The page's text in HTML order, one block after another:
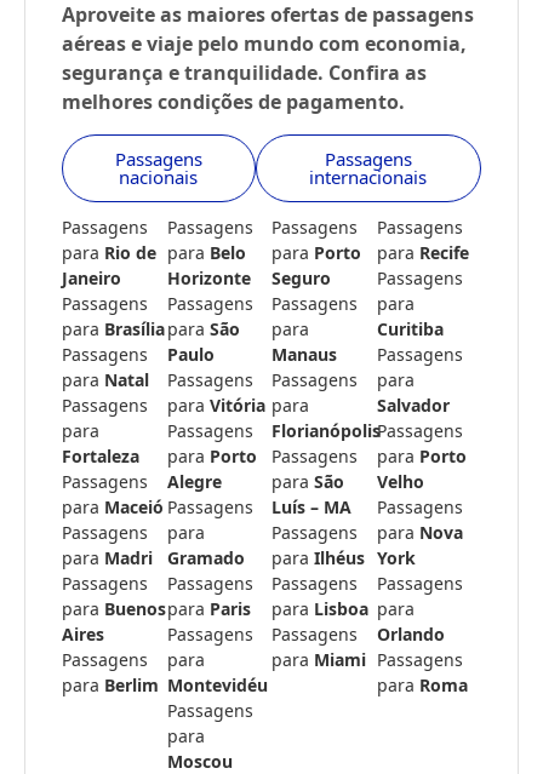
Aproveite as maiores ofertas de passagens
aéreas e viaje pelo mundo com economia,
segurança e tranquilidade. Confira as
melhores condições de pagamento.
Passagens
nacionais
Passagens
internacionais
Passagens
para Rio de
Janeiro
Passagens
para Brasília
Passagens
para Natal
Passagens
para
Fortaleza
Passagens
para Maceió
Passagens
para Madri
Passagens
para Buenos
Aires
Passagens
para Berlim
Passagens
para Belo
Horizonte
Passagens
para São
Paulo
Passagens
para Vitória
Passagens
para Porto
Alegre
Passagens
para
Gramado
Passagens
para Paris
Passagens
para
Montevidéu
Passagens
para
Moscou
Passagens
para Porto
Seguro
Passagens
para
Manaus
Passagens
para
Florianópolis
Passagens
para São
Luís – MA
Passagens
para Ilhéus
Passagens
para Lisboa
Passagens
para Miami
Passagens
para Recife
Passagens
para
Curitiba
Passagens
para
Salvador
Passagens
para Porto
Velho
Passagens
para Nova
York
Passagens
para
Orlando
Passagens
para Roma